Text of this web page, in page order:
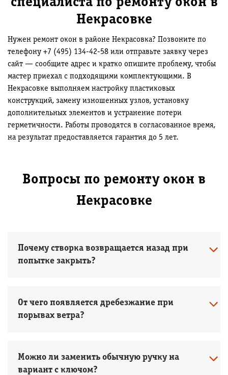
Некрасовке
Нужен ремонт окон в районе Некрасовка? Позвоните по
телефону +7 (495) 134-42-58 или отправьте заявку через
сайт — сообщите адрес и кратко опишите проблему, чтобы
мастер приехал с подходящими комплектующими. В
Некрасовке выполняем настройку пластиковых
конструкций, замену изношенных узлов, установку
дополнительных элементов и устранение потери
герметичности. Работы проводятся в согласованное время,
на результат предоставляется гарантия до 5 лет.
Вопросы по ремонту окон в
Некрасовке
Почему створка возвращается назад при
попытке закрыть?
От чего появляется дребезжание при
порывах ветра?
Можно ли заменить обычную ручку на
вариант с ключом?